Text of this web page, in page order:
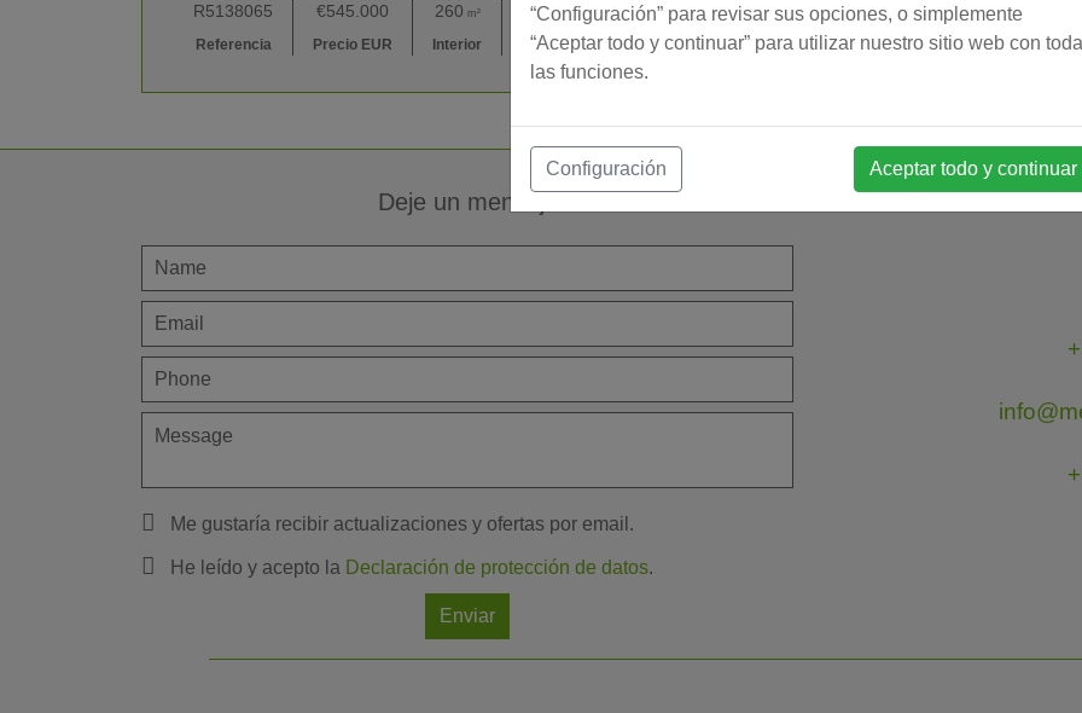
R5138065
Referencia
€545.000
Precio EUR
260 m²
Interior
305 m²
Construido (total)
2.722 m²
Parcela
Deje un mensaje
Me gustaría recibir actualizaciones y ofertas por email.
He leído y acepto la Declaración de protección de datos.
Enviar
“Configuración” para revisar sus opciones, o simplemente
“Aceptar todo y continuar” para utilizar nuestro sitio web con
las funciones.
Configuración Aceptar todo y continuar